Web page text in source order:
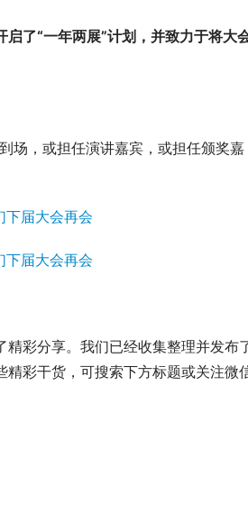
了“一年两展”计划，并致力于将大
场，或担任演讲嘉宾，或担任颁奖嘉
彩分享。我们已经收集整理并发布
彩干货，可搜索下方标题或关注微